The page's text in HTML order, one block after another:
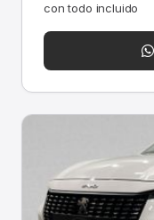
con todo incluido